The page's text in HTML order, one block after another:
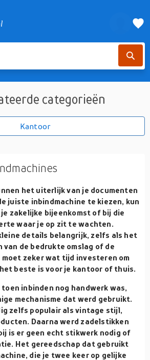
categorieën
Kantoor
het uiterlijk van je documenten
juiste inbindmachine te kiezen, kun
zakelijke bijeenkomst of bij die
waar je op zit te wachten.
details belangrijk, zelfs als het
van de bedrukte omslag of de
zeker wat tijd investeren om
beste is voor je kantoor of thuis.
inbinden nog handwerk was,
mechanisme dat werd gebruikt.
zelfs populair als vintage stijl,
Daarna werd zadelstikken
is er geen echt stikwerk nodig of
Het gereedschap dat gebruikt
die je twee keer op gelijke